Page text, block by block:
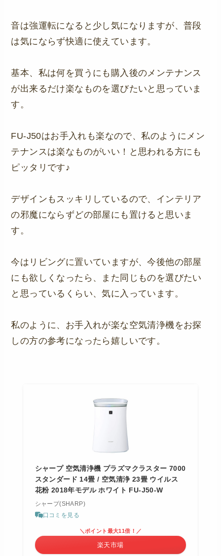
音は強運転になると少し気になりますが、普段
は気にならず快適に使えています。
基本、私は何を買うにも購入後のメンテナンス
が出来るだけ楽なものを選びたいと思っていま
す。
FU-J50はお手入れも楽なので、私のようにメン
テナンスは楽なものがいい！と思われる方にも
ピッタリです♪
デザインもスッキリしているので、インテリア
の邪魔にならずどの部屋にも置けると思いま
す。
今はリビングに置いていますが、今後他の部屋
にも欲しくなったら、また同じものを選びたい
と思っているくらい、気に入っています。
私のように、お手入れが楽な空気清浄機をお探
しの方の参考になったら嬉しいです。
シャープ 空気清浄機 プラズマクラスター 7000
スタンダード 14畳 / 空気清浄 23畳 ウイルス
花粉 2018年モデル ホワイト FU-J50-W
シャープ(SHARP)
口コミを見る
＼ポイント最大11倍！／
楽天市場